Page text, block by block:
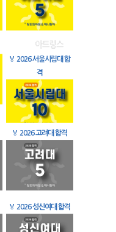
🏅 2026 서울시립대 합
격
🏅 2026 고려대 합격
🏅 2026 성신여대 합격